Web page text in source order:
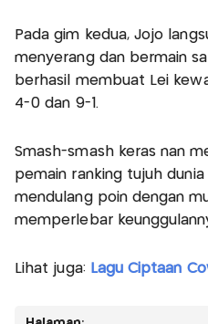
Pada gim kedua, Jojo
menyerang dan bermain
berhasil membuat Lei
4-0 dan 9-1.
Smash-smash keras nan
pemain ranking tujuh
mendulang poin dengan
memperlebar
Lihat juga: Lagu Ciptaan